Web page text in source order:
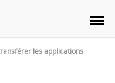
les applications